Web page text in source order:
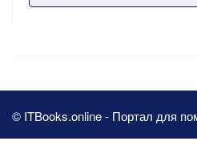
© ITBooks.online - Портал для